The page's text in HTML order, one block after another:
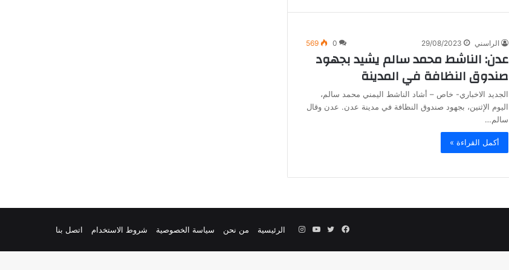
الراسني 29/08/2023
0
569
عدن: الناشط محمد سالم يشيد بجهود
صندوق النظافة في المدينة
الجديد الاخباري- خاص – أشاد الناشط اليمني محمد سالم،
اليوم الإثنين، بجهود صندوق النظافة في مدينة عدن. عدن وقال
سالم…
أكمل القراءة »
الرئيسية من نحن سياسة الخصوصية شروط الاستخدام اتصل بنا فيسبوك
تويتر يوتيوبانستقرام